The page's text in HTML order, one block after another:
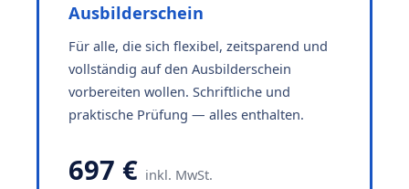
Ausbilderschein
Für alle, die sich flexibel, zeitsparend und
vollständig auf den Ausbilderschein
vorbereiten wollen. Schriftliche und
praktische Prüfung — alles enthalten.
697 € inkl. MwSt.